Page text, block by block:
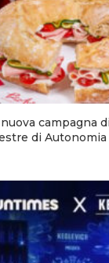
campagna
di